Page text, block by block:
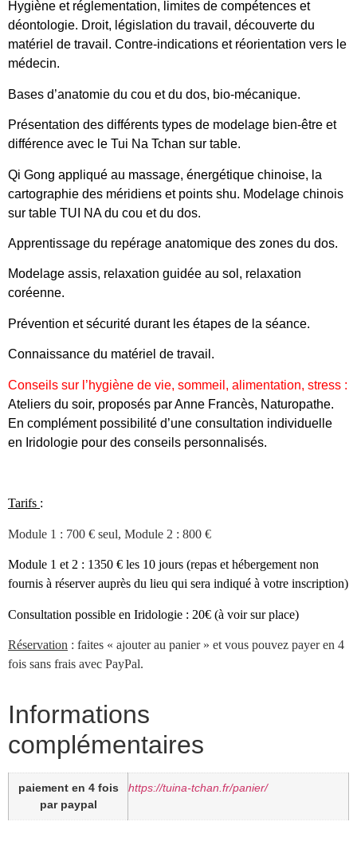
Hygiène et réglementation, limites de compétences et
déontologie. Droit, législation du travail, découverte du
matériel de travail. Contre-indications et réorientation vers le
médecin.
Bases d’anatomie du cou et du dos, bio-mécanique.
Présentation des différents types de modelage bien-être et
différence avec le Tui Na Tchan sur table.
Qi Gong appliqué au massage, énergétique chinoise, la
cartographie des méridiens et points shu. Modelage chinois
sur table TUI NA du cou et du dos.
Apprentissage du repérage anatomique des zones du dos.
Modelage assis, relaxation guidée au sol, relaxation
coréenne.
Prévention et sécurité durant les étapes de la séance.
Connaissance du matériel de travail.
Conseils sur l’hygiène de vie, sommeil, alimentation, stress :
Ateliers du soir, proposés par Anne Francès, Naturopathe.
En complément possibilité d’une consultation individuelle
en Iridologie pour des conseils personnalisés.
Tarifs :
Module 1 : 700 € seul, Module 2 : 800 €
Module 1 et 2 : 1350 € les 10 jours (repas et hébergement non
fournis à réserver auprès du lieu qui sera indiqué à votre inscription)
Consultation possible en Iridologie : 20€ (à voir sur place)
Réservation : faites « ajouter au panier » et vous pouvez payer en 4
fois sans frais avec PayPal.
Informations
complémentaires
paiement en 4 fois
par paypal
https://tuina-tchan.fr/panier/